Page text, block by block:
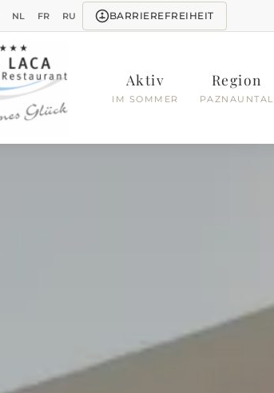
NL FR RU BARRIEREFREIHEIT
Aktiv
IM SOMMER
Region
PAZNAUNTAL